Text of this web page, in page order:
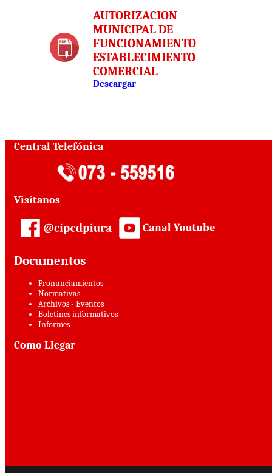
AUTORIZACION
MUNICIPAL DE
FUNCIONAMIENTO
ESTABLECIMIENTO
COMERCIAL
Descargar
Central Telefónica
Visítanos
Documentos
Pronunciamientos
Normativas
Archivos - Eventos
Boletines informativos
Informes
Como Llegar